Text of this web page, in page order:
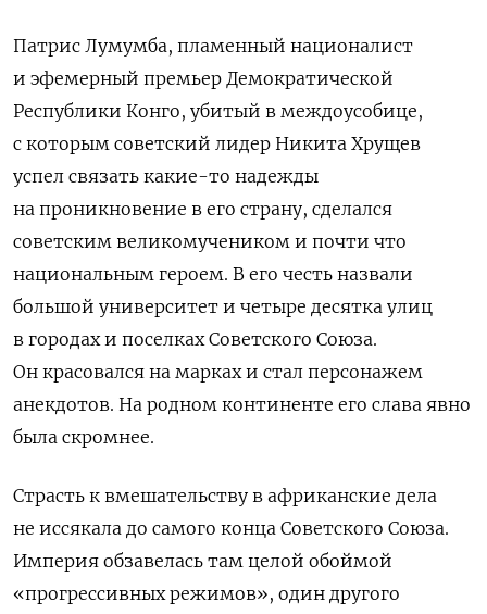
Патрис Лумумба, пламенный националист
и эфемерный премьер Демократической
Республики Конго, убитый в междоусобице,
с которым советский лидер Никита Хрущев
успел связать какие-то надежды
на проникновение в его страну, сделался
советским великомучеником и почти что
национальным героем. В его честь назвали
большой университет и четыре десятка улиц
в городах и поселках Советского Союза.
Он красовался на марках и стал персонажем
анекдотов. На родном континенте его слава явно
была скромнее.
Страсть к вмешательству в африканские дела
не иссякала до самого конца Советского Союза.
Империя обзавелась там целой обоймой
«прогрессивных режимов», один другого